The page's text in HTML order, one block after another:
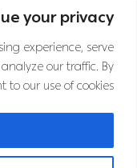
your privacy
experience, serve
our traffic. By
to our use of cookies.
اشترك
تابعنا